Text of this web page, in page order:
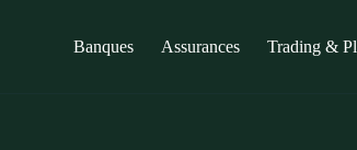
Banques Assurances Trading &